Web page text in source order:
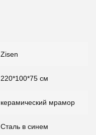
Zisen
220*100*75 см
керамический мрамор
Сталь в синем